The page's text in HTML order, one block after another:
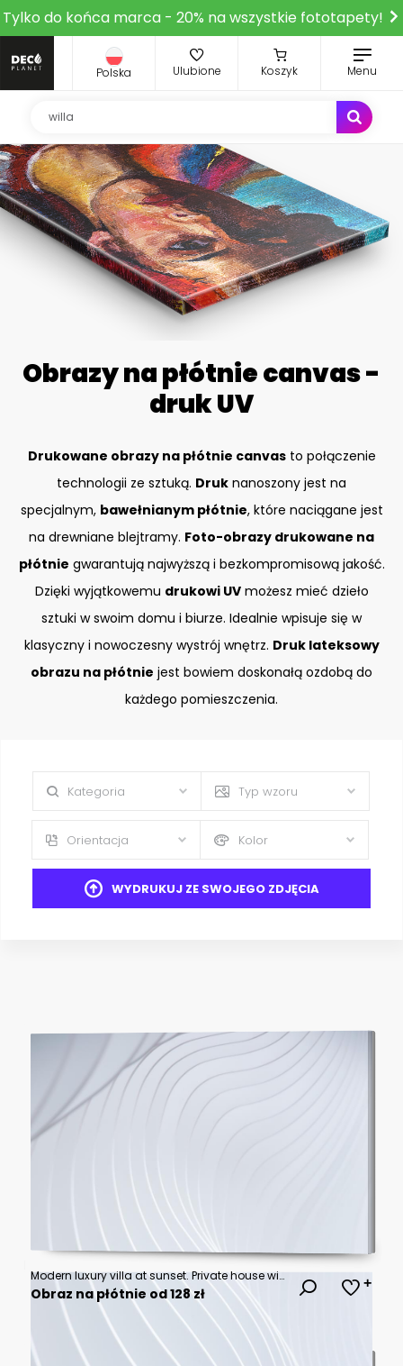
Tylko do końca marca - 20% na wszystkie fototapety!
Polska Ulubione Koszyk Menu
Obrazy na płótnie canvas -
druk UV
Drukowane obrazy na płótnie canvasto połączenie
technologii ze sztuką. Druk nanoszony jest na
specjalnym, bawełnianym płótnie, które naciągane jest
na drewniane blejtramy. Foto-obrazy drukowane na
płótnie gwarantują najwyższą i bezkompromisową jakość.
Dzięki wyjątkowemu drukowi UVmożesz mieć dzieło
sztuki w swoim domu i biurze. Idealnie wpisuje się w
klasyczny i nowoczesny wystrój wnętrz. Druk lateksowy
obrazu na płótnie jest bowiem doskonałą ozdobą do
każdego pomieszczenia.
Kategoria Typ wzoru
Orientacja Kolor
WYDRUKUJ ZE SWOJEGO ZDJĘCIA
Modern luxury villa at sunset. Private house with infinity pool. 3d illustration
Obraz na płótnie od 128 zł